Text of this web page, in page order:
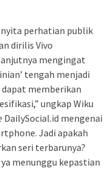
perhatian publik
dirilis Vivo
mengingat
tengah menjadi
dapat memberikan
ungkap Wiku
DailySocial.id mengenai
Jadi apakah
seri terbarunya?
menunggu kepastian